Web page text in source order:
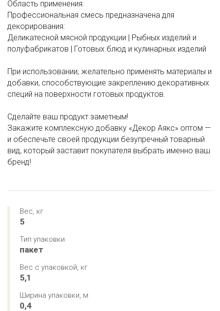
Область применения:
Профессиональная смесь предназначена для
декорирования:
Деликатесной мясной продукции | Рыбных изделий и
полуфабрикатов | Готовых блюд и кулинарных изделий
При использовании, желательно применять материалы и
добавки, способствующие закреплению декоративных
специй на поверхности готовых продуктов.
Сделайте ваш продукт заметным!
Закажите комплексную добавку «Декор Аякс» оптом —
и обеспечьте своей продукции безупречный товарный
вид, который заставит покупателя выбрать именно ваш
бренд!
Вес, кг
5
Тип упаковки
пакет
Вес с упаковкой, кг
5,1
Ширина упаковки, м
0,4